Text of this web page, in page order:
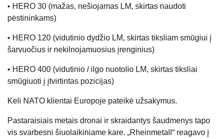
• HERO 30 (mažas, nešiojamas LM, skirtas naudoti
pėstininkams)
• HERO 120 (vidutinio dydžio LM, skirtas tiksliam smūgiui į
šarvuočius ir nekilnojamuosius įrenginius)
• HERO 400 (vidutinio / ilgo nuotolio LM, skirtas tiksliai
smūgiuoti į įtvirtintas pozicijas)
Keli NATO klientai Europoje pateikė užsakymus.
Pastaraisiais metais dronai ir skraidantys šaudmenys tapo
vis svarbesni šiuolaikiniame kare. „Rheinmetall“ reagavo į